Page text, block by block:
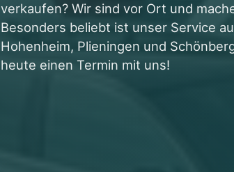
verkaufen? Wir sind vor Ort und
Besonders beliebt ist unser Service
Hohenheim, Plieningen und
heute einen Termin mit uns!